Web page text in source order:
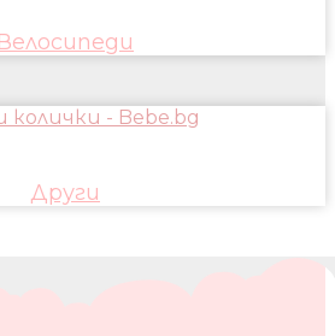
Велосипеди
Други